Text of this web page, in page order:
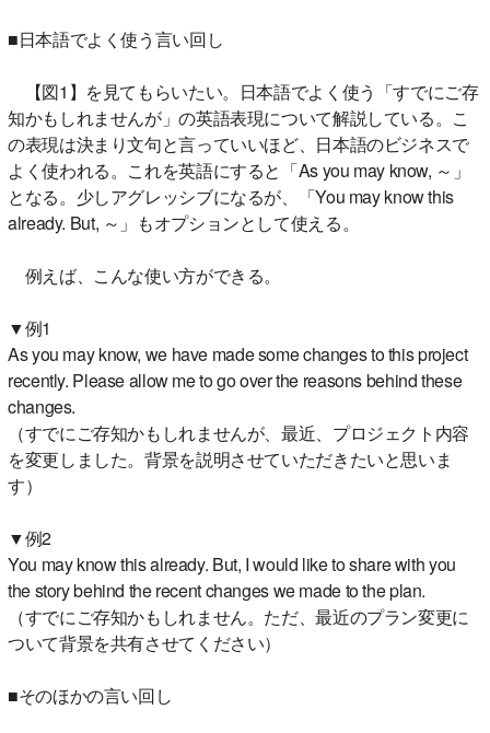
■日本語でよく使う言い回し
【図1】を見てもらいたい。日本語でよく使う「すでにご存
知かもしれませんが」の英語表現について解説している。こ
の表現は決まり文句と言っていいほど、日本語のビジネスで
よく使われる。これを英語にすると「As you may know, ～」
となる。少しアグレッシブになるが、「You may know this
already. But, ～」もオプションとして使える。
例えば、こんな使い方ができる。
▼例1
As you may know, we have made some changes to this project
recently. Please allow me to go over the reasons behind these
changes.
（すでにご存知かもしれませんが、最近、プロジェクト内容
を変更しました。背景を説明させていただきたいと思いま
す）
▼例2
You may know this already. But, I would like to share with you
the story behind the recent changes we made to the plan.
（すでにご存知かもしれません。ただ、最近のプラン変更に
ついて背景を共有させてください）
■そのほかの言い回し